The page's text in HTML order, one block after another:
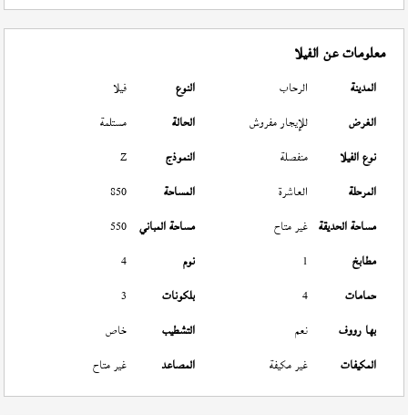
معلومات عن الفيلا
المدينة الرحاب النوع
فيلا
الغرض
للإيجار مفروش الحالة
مستلمة
نوع الفيلا
منفصلة النموذج
Z
المرحلة
العاشرة المساحة
850
مساحة الحديقة غير متاح مساحة المباني 550
مطابخ
1 نوم
4
حمامات
4 بلكونات
3
بها رووف
نعم التشطيب
خاص
المكيفات
غير مكيفة المصاعد غير متاح